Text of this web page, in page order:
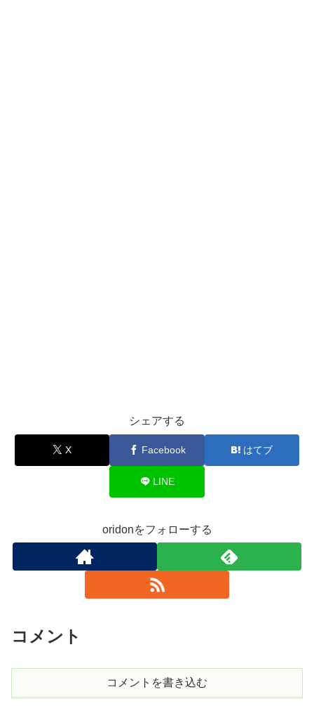
シェアする
X Facebook はてブ
LINE
oridonをフォローする
コメント
コメントを書き込む